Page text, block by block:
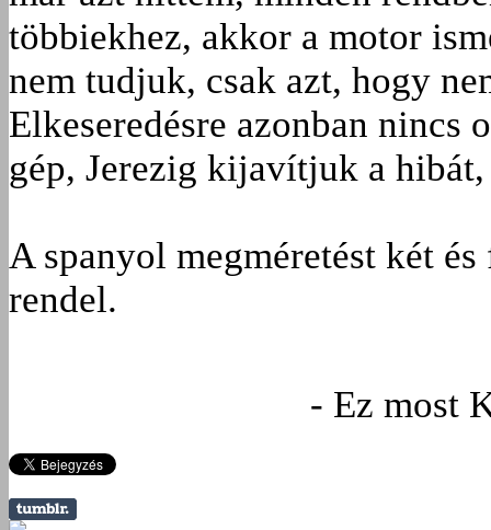
többiekhez, akkor a motor
nem tudjuk, csak azt, hogy
Elkeseredésre azonban nincs
gép, Jerezig kijavítjuk a
A spanyol megméretést két
rendel.
- Ez most